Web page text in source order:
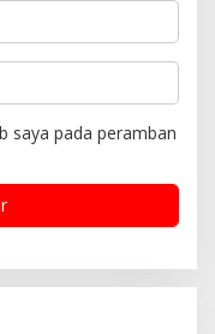
saya pada peramban